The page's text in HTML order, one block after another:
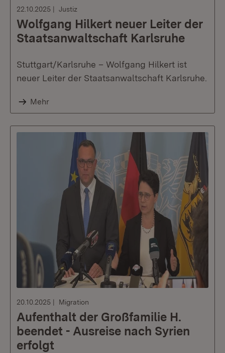
22.10.2025 Justiz
Wolfgang Hilkert neuer Leiter der
Staatsanwaltschaft Karlsruhe
Stuttgart/Karlsruhe – Wolfgang Hilkert ist
neuer Leiter der Staatsanwaltschaft Karlsruhe.
Mehr
20.10.2025 Migration
Aufenthalt der Großfamilie H.
beendet - Ausreise nach Syrien
erfolgt